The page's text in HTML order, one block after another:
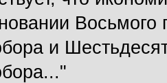
Восьмого
и